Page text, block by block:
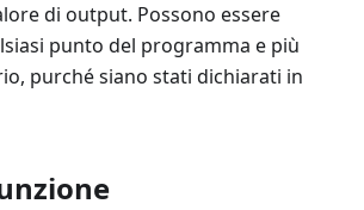
di output. Possono essere
punto del programma e più
purché siano stati dichiarati in